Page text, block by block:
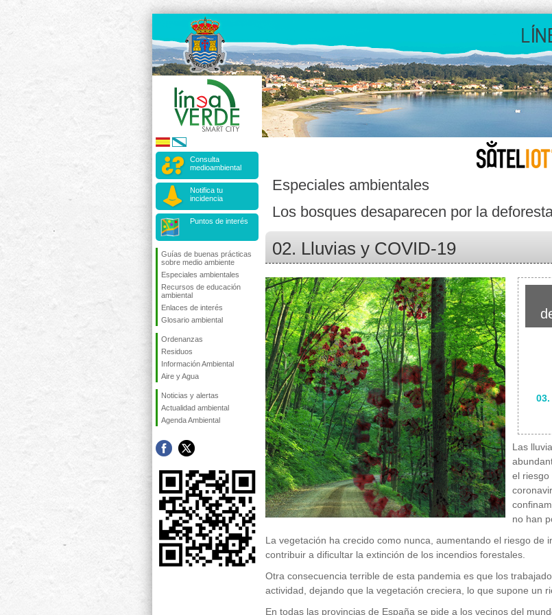
Consulta
medioambiental
Notifica tu
incidencia
Puntos de interés
Guías de buenas prácticas
sobre medio ambiente
Especiales ambientales
Recursos de educación
ambiental
Enlaces de interés
Glosario ambiental
Ordenanzas
Residuos
Información Ambiental
Aire y Agua
Noticias y alertas
Actualidad ambiental
Agenda Ambiental
Especiales ambientales
Los bosques desaparecen por la
02. Lluvias y COVID-19
Las
el riesgo
no han
La vegetación ha crecido como nunca, aumentando el riesgo de
contribuir a dificultar la extinción de los incendios forestales.
Otra consecuencia terrible de esta pandemia es que los
actividad, dejando que la vegetación creciera, lo que supone un
En todas las provincias de España se pide a los vecinos del